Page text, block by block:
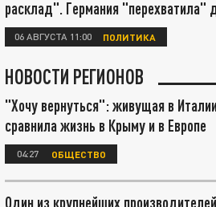
расклад". Германия "перехватила"
06 АВГУСТА 11:00 ПОЛИТИКА
НОВОСТИ РЕГИОНОВ
"Хочу вернуться": живущая в
сравнила жизнь в Крыму и в Европе
04:27 ОБЩЕСТВО
Один из крупнейших